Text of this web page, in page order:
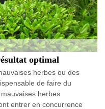
optimal
herbes ou des
de faire du
herbes
entrer en concurrence